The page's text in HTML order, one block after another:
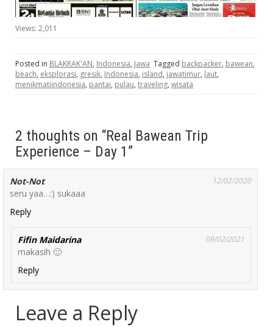
Views: 2,011
Posted in BLAKRAK'AN, Indonesia, Jawa Tagged backpacker, bawean,
beach, eksplorasi, gresik, Indonesia, island, jawatimur, laut,
menikmatiindonesia, pantai, pulau, traveling, wisata
2 thoughts on “Real Bawean Trip
Experience – Day 1”
Not-Not 12/02/2020
seru yaa…:) sukaaa
Reply
Fifin Maidarina 09/02/2021
makasih 🙂
Reply
Leave a Reply